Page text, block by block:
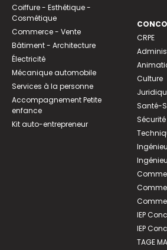
Coiffure - Esthétique -
Cosmétique
Commerce - Vente
Bâtiment - Architecture
Électricité
Mécanique automobile
Services à la personne
Accompagnement Petite
enfance
Kit auto-entrepreneur
CRPE
Culture
Santé-
Sécurité
IEP
IEP
TAGE